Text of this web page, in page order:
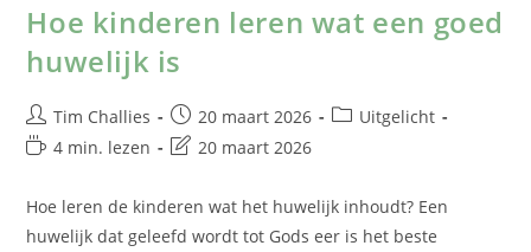
Hoe kinderen leren wat een goed
huwelijk is
Tim Challies 20 maart 2026
Uitgelicht
4 min. lezen
20 maart 2026
Hoe leren de kinderen wat het huwelijk inhoudt? Een
huwelijk dat geleefd wordt tot Gods eer is het beste